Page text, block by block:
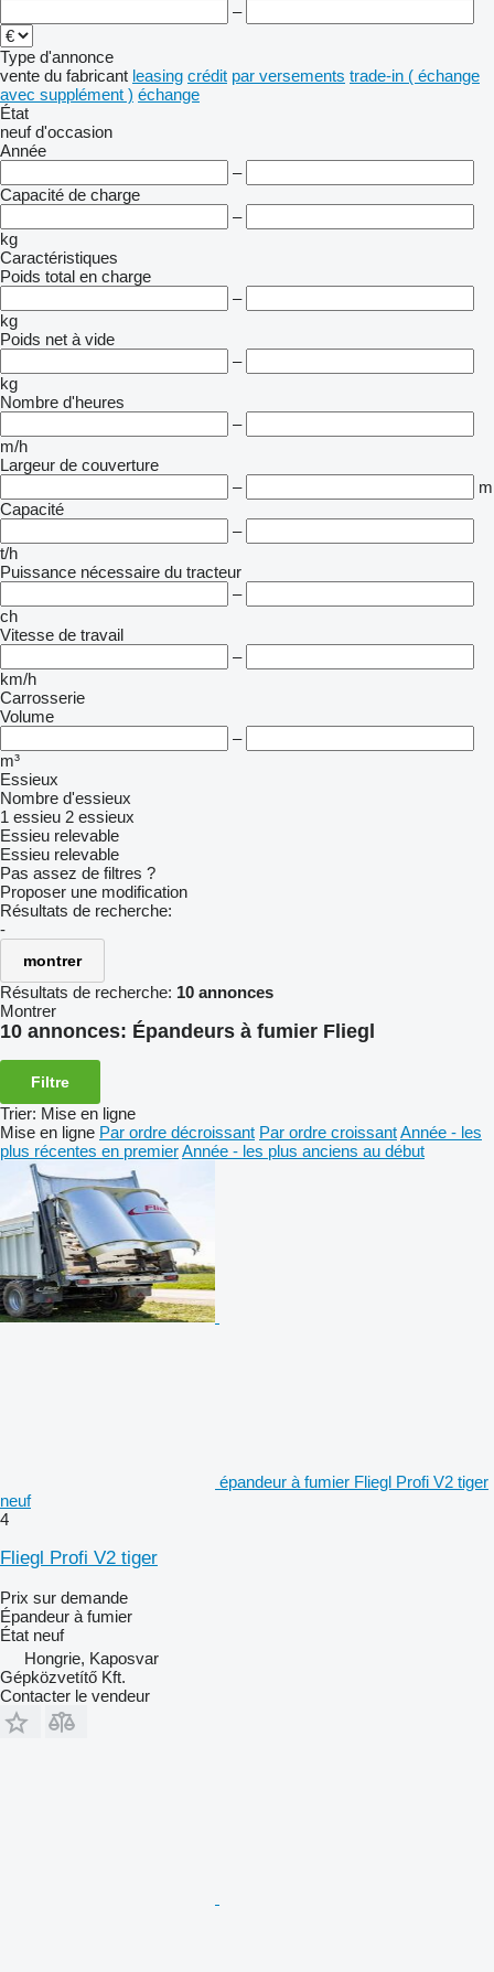
–
Type d'annonce
vente du fabricant leasing crédit par versements trade-in ( échange
avec supplément ) échange
État
neuf d'occasion
Année
–
Capacité de charge
–
kg
Caractéristiques
Poids total en charge
–
kg
Poids net à vide
–
kg
Nombre d'heures
–
m/h
Largeur de couverture
–
m
Capacité
–
t/h
Puissance nécessaire du tracteur
–
ch
Vitesse de travail
–
km/h
Carrosserie
Volume
–
m³
Essieux
Nombre d'essieux
1 essieu 2 essieux
Essieu relevable
Essieu relevable
Pas assez de filtres ?
Proposer une modification
Résultats de recherche:
-
montrer
Résultats de recherche: 10 annonces
Montrer
10 annonces: Épandeurs à fumier Fliegl
Filtre
Trier: Mise en ligne
Mise en ligne Par ordre décroissant Par ordre croissantAnnée - les
plus récentes en premierAnnée - les plus anciens au début
épandeur à fumier Fliegl Profi V2 tiger
neuf
4
Fliegl Profi V2 tiger
Prix sur demande
Épandeur à fumier
État neuf
Hongrie, Kaposvar
Gépközvetítő Kft.
Contacter le vendeur